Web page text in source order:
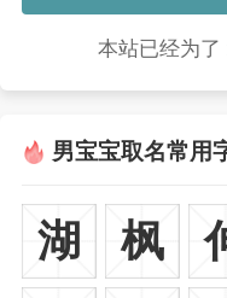
本站已经为了
男宝宝取名常用
湖 枫